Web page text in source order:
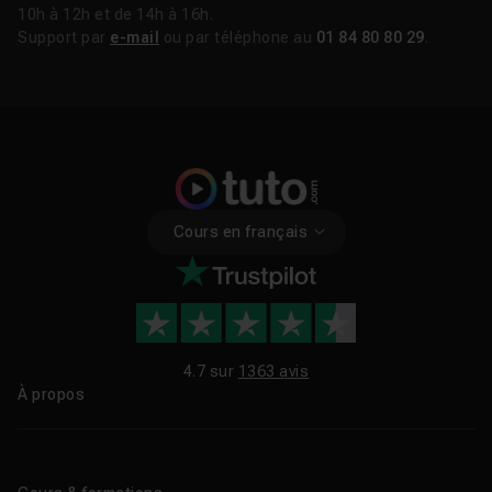
compris aux étudiants et aux indépendants qui n'ont pas
encore souscrit à un plan Creative Cloud.
Adobe Bridge est-il vraiment gratuit ?
Quelle est la différence entre Adobe Bridge
Comment utiliser Adobe Bridge avec
Photoshop ?
10h à 12h et de 14h à 16h.
Support par e-mail ou par téléphone au 01 84 80 80 29
Cours en français
4.7 sur 1363 avis
À propos